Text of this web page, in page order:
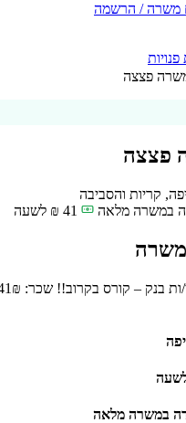
משרה / הרשמה
פצצה
פצצה
קריות והסביבה
במשרה מלאה
60₪ ליום קורס והכשרה על חשבון הבנק משרה מלאה / משרת אם / מתאים לסטודנטים לשליחת קו״ח: 054-704-4969 – ורוניקה
במשרה מלאה